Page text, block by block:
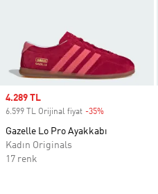
Sale price
4.289 TL
6.599 TL Orijinal fiyat -35%
Gazelle Lo Pro Ayakkabı
Kadın Originals
17 renk